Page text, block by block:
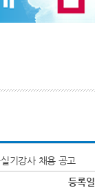
기강사 채용 공고
등록일